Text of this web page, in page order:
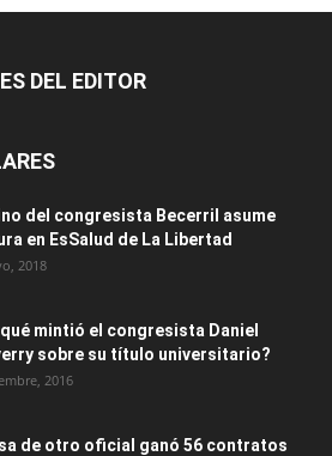
DEL EDITOR
del congresista Becerril asume
en EsSalud de La Libertad
2018
mintió el congresista Daniel
sobre su título universitario?
2016
de otro oficial ganó 56 contratos